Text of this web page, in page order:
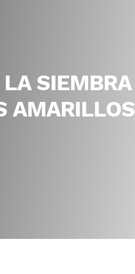
SIEMBRA
AMARILLOS